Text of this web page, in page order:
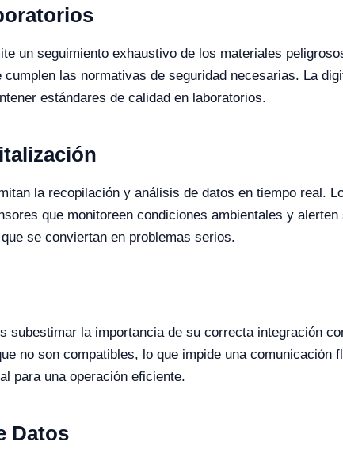
un seguimiento exhaustivo de los materiales
las normativas de seguridad necesarias. La
estándares de calidad en laboratorios.
la recopilación y análisis de datos en tiempo real.
que monitoreen condiciones ambientales y
se conviertan en problemas serios.
subestimar la importancia de su correcta integración
no son compatibles, lo que impide una comunicación
para una operación eficiente.
Datos